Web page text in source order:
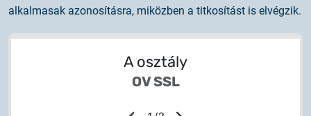
alkalmasak azonosításra, miközben a titkosítást is elvégzik.
A osztály
OV SSL